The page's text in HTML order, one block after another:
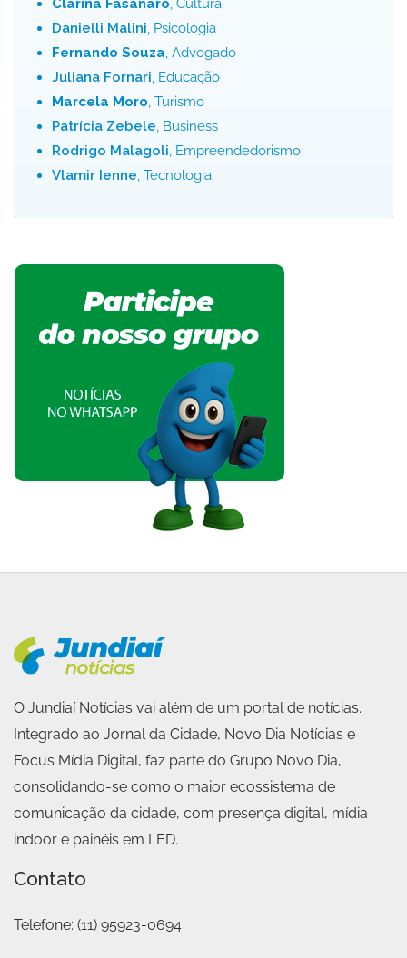
Clarina Fasanaro, Cultura
Danielli Malini, Psicologia
Fernando Souza, Advogado
Juliana Fornari, Educação
Marcela Moro, Turismo
Patrícia Zebele, Business
Rodrigo Malagoli, Empreendedorismo
Vlamir Ienne, Tecnologia
O Jundiaí Notícias vai além de um portal de notícias.
Integrado ao Jornal da Cidade, Novo Dia Notícias e
Focus Mídia Digital, faz parte do Grupo Novo Dia,
consolidando-se como o maior ecossistema de
comunicação da cidade, com presença digital, mídia
indoor e painéis em LED.
Contato
Telefone: (11) 95923-0694